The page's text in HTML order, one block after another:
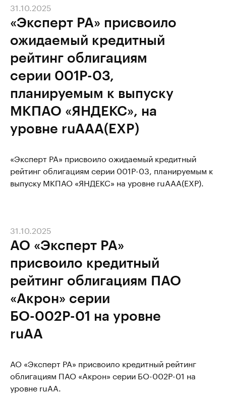
«Эксперт РА» присвоило
ожидаемый кредитный
рейтинг облигациям
серии 001Р-03,
планируемым к выпуску
МКПАО «ЯНДЕКС», на
уровне ruAAA(EXP)
31.10.2025
«Эксперт РА» присвоило ожидаемый кредитный
рейтинг облигациям серии 001Р-03, планируемым к
выпуску МКПАО «ЯНДЕКС» на уровне ruAAA(EXP).
АО «Эксперт РА»
присвоило кредитный
рейтинг облигациям ПАО
«Акрон» серии
БО-002Р-01 на уровне
ruAA
31.10.2025
АО «Эксперт РА» присвоило кредитный рейтинг
облигациям ПАО «Акрон» серии БО-002Р-01 на
уровне ruAA.